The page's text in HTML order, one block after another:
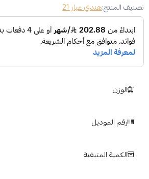
تصنيف المنتج:هندي عيار 21
الوزن
رقم الموديل
الكمية المتبقية